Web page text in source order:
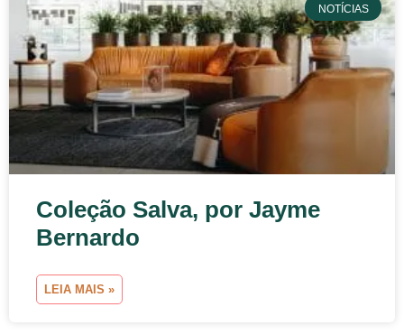
NOTÍCIAS
Coleção Salva, por Jayme
Bernardo
LEIA MAIS »